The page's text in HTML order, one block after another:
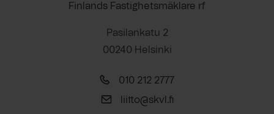
Finlands Fastighetsmäklare rf
Pasilankatu 2
00240 Helsinki
010 212 2777
liitto@skvl.fi